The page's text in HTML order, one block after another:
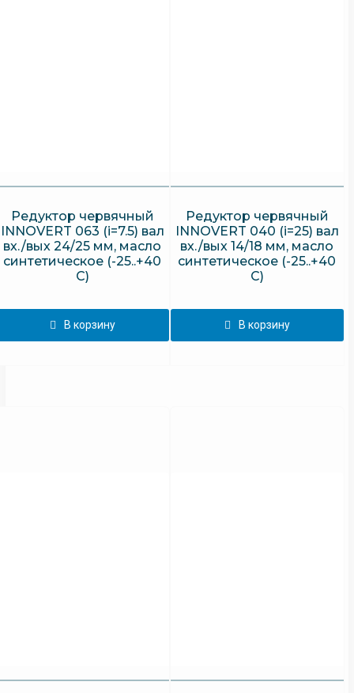
Редуктор червячный
INNOVERT 063 (i=7.5) вал
вх./вых 24/25 мм, масло
синтетическое (-25..+40
С)
В корзину
Редуктор червячный
INNOVERT 040 (i=25) вал
вх./вых 14/18 мм, масло
синтетическое (-25..+40
С)
В корзину